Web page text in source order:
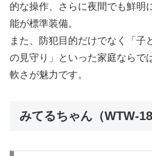
的な操作、さらに夜間でも鮮明
能が標準装備。
また、防犯目的だけでなく「子
の見守り」といった家庭ならで
軟さが魅力です。
みてるちゃん（WTW-